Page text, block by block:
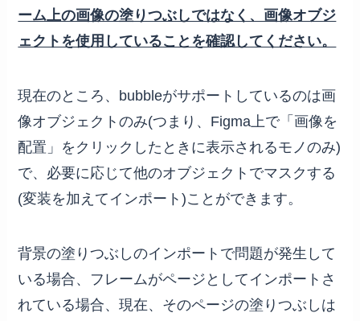
ーム上の画像の塗りつぶしではなく、画像オブジ
ェクトを使用していることを確認してください。
現在のところ、bubbleがサポートしているのは画
像オブジェクトのみ(つまり、Figma上で「画像を
配置」をクリックしたときに表示されるモノのみ)
で、必要に応じて他のオブジェクトでマスクする
(変装を加えてインポート)ことができます。
背景の塗りつぶしのインポートで問題が発生して
いる場合、フレームがページとしてインポートさ
れている場合、現在、そのページの塗りつぶしは